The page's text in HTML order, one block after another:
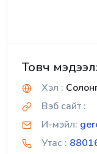
Товч
Хэл :
Вэб сайт :
И-мэйл:
Утас :